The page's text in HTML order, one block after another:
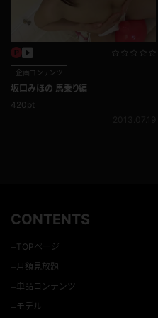
企画コンテンツ
坂口みほの 馬乗り編
420pt
CONTENTS
–TOPページ
–月額見放題
–単品コンテンツ
–モデル